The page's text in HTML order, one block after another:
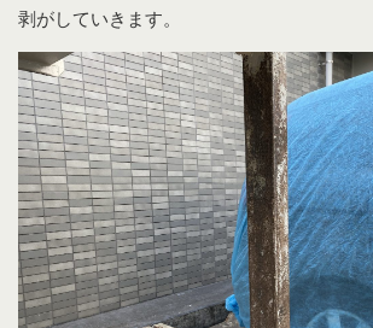
剥がしていきます。